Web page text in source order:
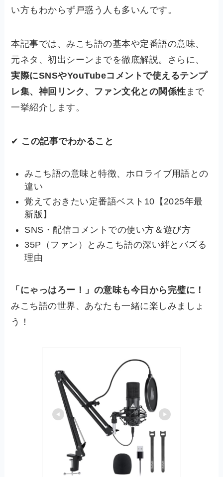
い方もわからず戸惑う人も多いんです。
本記事では、みこち語の基本や定番語の意味、
元ネタ、初出シーンまでを徹底解説。さらに、
実際にSNSやYouTubeコメントで使えるテンプ
レ集、神回リンク、ファン文化との関係性 まで
一挙紹介します。
✔ この記事でわかること
みこち語の意味と特徴、ホロライブ用語との
違い
覚えておきたい定番語ベスト10【2025年最
新版】
SNS・配信コメントでの使い方＆遊び方
35P（ファン）とみこち語の深い絆とバズる
理由
「にゃっはろー！」の意味も今日から完璧に！
みこち語の世界、あなたも一緒に楽しみましょ
う！